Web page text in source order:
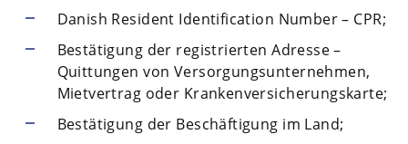
Danish Resident Identification Number – CPR;
Bestätigung der registrierten Adresse –
Quittungen von Versorgungsunternehmen,
Mietvertrag oder Krankenversicherungskarte;
Bestätigung der Beschäftigung im Land;